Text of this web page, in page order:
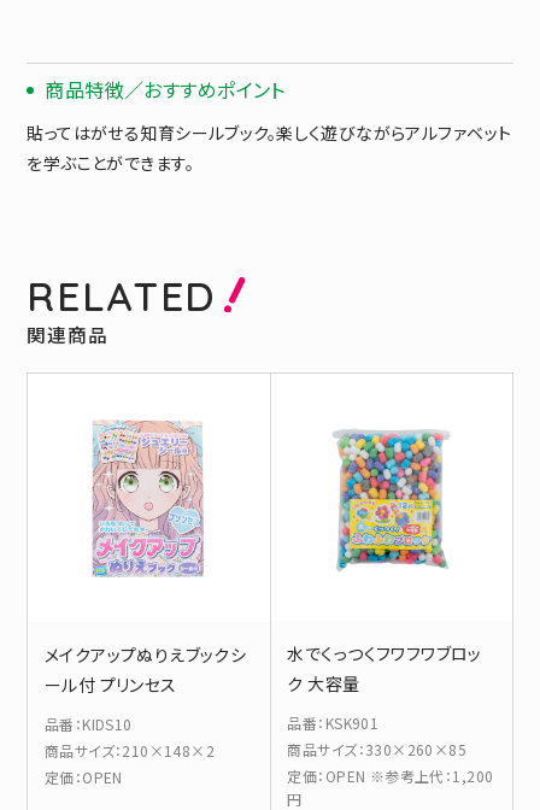
商品特徴／おすすめポイント
貼ってはがせる知育シールブック。楽しく遊びながらアルファベット
を学ぶことができます。
RELATED
関連商品
メイクアップぬりえブックシ
ール付 プリンセス
品番 ：KIDS10
商品サイズ：210×148×2
定価：OPEN
水でくっつくフワフワブロッ
ク 大容量
品番： KSK901
商品サイズ：330×260×85
定価： OPEN ※参考上代：1,200
円